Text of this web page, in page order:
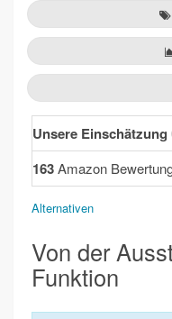
Unsere Einschätzung
163Amazon
Alternativen
Von der
Funktion